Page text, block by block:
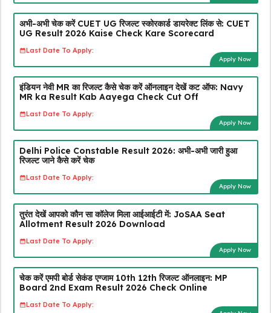
अभी-अभी चेक करें CUET UG रिजल्ट स्कोरकार्ड डायरेक्ट लिंक से: CUET
UG Result 2026 Kaise Check Kare Scorecard
Last Date To Apply:
Apply Now
इंडियन नेवी MR का रिजल्ट कैसे चेक करें ऑनलाइन देखें कट ऑफ: Navy
MR ka Result Kab Aayega Check Cut Off
Last Date To Apply:
Apply Now
Delhi Police Constable Result 2026: अभी-अभी जारी हुआ
रिजल्ट जाने कैसे करें चेक
Last Date To Apply:
Apply Now
तुरंत देखें आपको कौन सा कॉलेज मिला आईआईटी में: JoSAA Seat
Allotment Result 2026 Download
Last Date To Apply:
Apply Now
चेक करें एमपी बोर्ड सेकंड एग्जाम 10th 12th रिजल्ट ऑनलाइन: MP
Board 2nd Exam Result 2026 Check Online
Last Date To Apply: